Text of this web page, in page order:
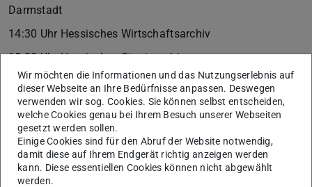
Darmstadt
14:30 Uhr Hessisches Wirtschaftsarchiv
15:00 Uhr Hessisches Staatsarchiv
16:00 Uhr Hessisches Staatsarchiv
Weitere Angebote:
Informations- und Verkaufsstände des TU-Archivs, der
Hessischen Historischen Kommission, des Historischen
Vereins für Hessen sowie der Familiengeschichtlichen
Vereinigung
Wir möchten die Informationen und das Nutzungserlebnis auf
dieser Webseite an Ihre Bedürfnisse anpassen. Deswegen
verwenden wir sog. Cookies. Sie können selbst entscheiden,
welche Cookies genau bei Ihrem Besuch unserer Webseiten
gesetzt werden sollen.
Einige Cookies sind für den Abruf der Website notwendig,
damit diese auf Ihrem Endgerät richtig anzeigen werden
kann. Diese essentiellen Cookies können nicht abgewählt
werden.